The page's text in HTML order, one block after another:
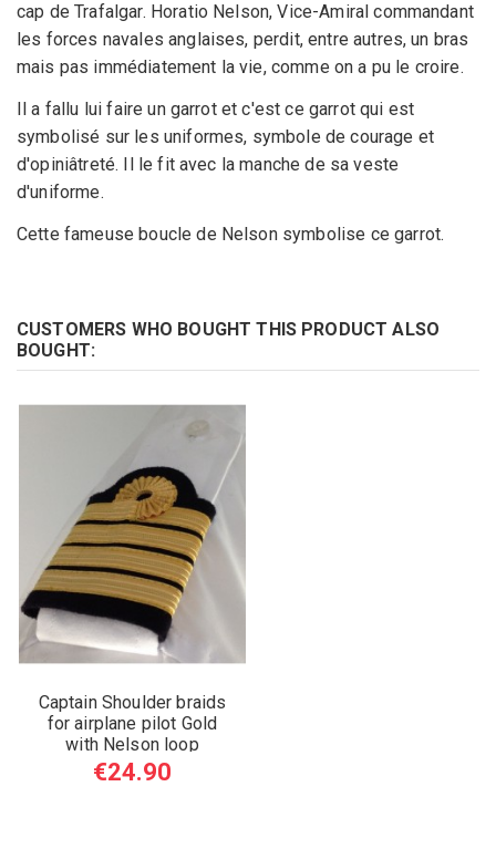
cap de Trafalgar. Horatio Nelson, Vice-Amiral commandant
les forces navales anglaises, perdit, entre autres, un bras
mais pas immédiatement la vie, comme on a pu le croire.
Il a fallu lui faire un garrot et c'est ce garrot qui est
symbolisé sur les uniformes, symbole de courage et
d'opiniâtreté. Il le fit avec la manche de sa veste
d'uniforme.
Cette fameuse boucle de Nelson symbolise ce garrot.
CUSTOMERS WHO BOUGHT THIS PRODUCT ALSO
BOUGHT:
Captain Shoulder braids
for airplane pilot Gold
with Nelson loop
€24.90